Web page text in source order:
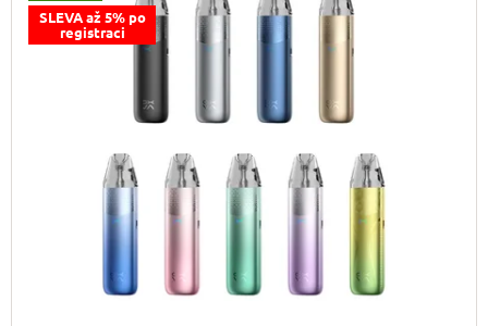
SLEVA až 5% po
registraci